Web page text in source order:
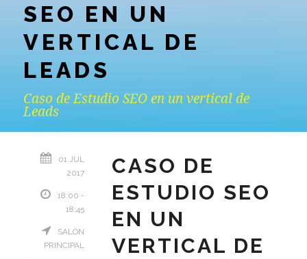
SEO EN UN
VERTICAL DE
LEADS
Caso de Estudio SEO en un vertical de
Leads
01 JUL
2017
18:00 -
18:45
SALÓN
PRINCIPAL
CASO DE
ESTUDIO SEO
EN UN
VERTICAL DE